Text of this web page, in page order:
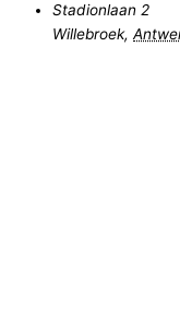
Stadionlaan 2
Willebroek,